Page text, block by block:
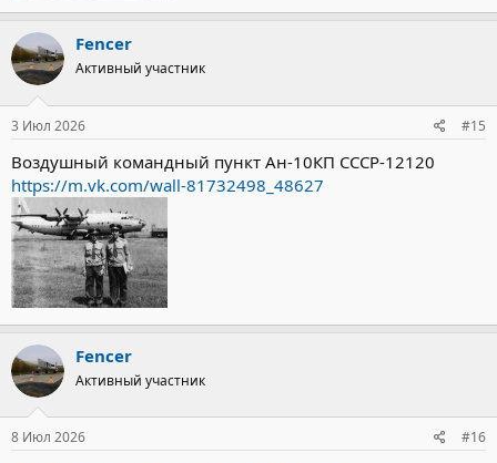
Fencer
Активный участник
3 Июл 2026 #15
Воздушный командный пункт Ан-10КП СССР-12120
https://m.vk.com/wall-81732498_48627
Fencer
Активный участник
8 Июл 2026 #16